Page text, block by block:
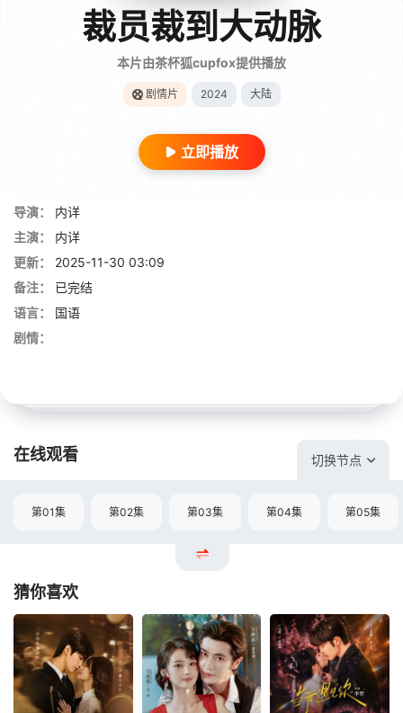
裁员裁到大动脉
本片由茶杯狐cupfox提供播放
剧情片 2024 大陆
立即播放
导演：
内详
主演：
内详
更新：
2025-11-30 03:09
备注：
已完结
语言：
国语
剧情：
在线观看 切换节点
第01集 第02集 第03集 第04集 第05集
猜你喜欢